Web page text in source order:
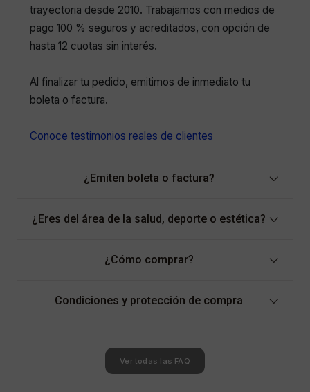
trayectoria desde 2010. Trabajamos con medios de
pago 100 % seguros y acreditados, con opción de
hasta 12 cuotas sin interés.
Al finalizar tu pedido, emitimos de inmediato tu
boleta o factura.
Conoce testimonios reales de clientes
¿Emiten boleta o factura?
¿Eres del área de la salud, deporte o estética?
¿Cómo comprar?
Condiciones y protección de compra
Ver todas las FAQ